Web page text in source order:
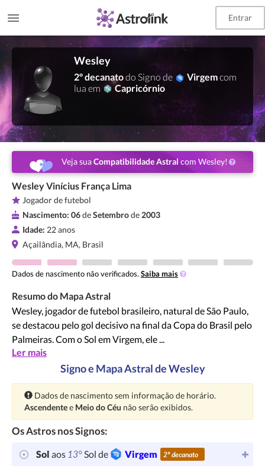
Entrar
Wesley
2º decanatodo Signo de Virgemcom
lua em
Capricórnio
Veja suaCompatibilidade Astralcom Wesley!
Wesley Vinícius França Lima
Jogador de futebol
Nascimento: 06deSetembrode 2003
Idade: 22 anos
Açailândia, MA, Brasil
Dados de nascimento não verificados. Saiba mais
Resumo do Mapa Astral
Wesley, jogador de futebol brasileiro, natural de São Paulo,
se destacou pelo gol decisivo na final da Copa do Brasil pelo
Palmeiras. Com o Sol em Virgem, ele ...
Ler mais
Signo e Mapa Astral de Wesley
Atenção:
Dados de nascimento sem informação de horário.
Ascendentee Meio do Céu não serão exibidos.
Os Astros nos Signos:
Sol aos 13°Sol de Virgem 2º decanato